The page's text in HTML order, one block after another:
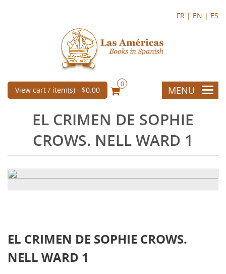
FR | EN | ES
View cart / item(s) - $0.00
0
MENU
EL CRIMEN DE SOPHIE
CROWS. NELL WARD 1
EL CRIMEN DE SOPHIE CROWS.
NELL WARD 1